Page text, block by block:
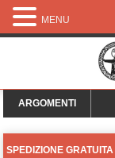
ARGOMENTI
SPEDIZIONE GRATUITA
MENU